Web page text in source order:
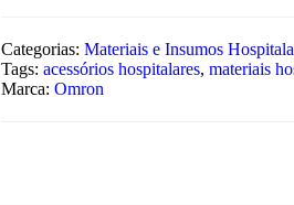
Categorias: Materiais e Insumos
Tags: acessórios hospitalares, materiais
Marca: Omron